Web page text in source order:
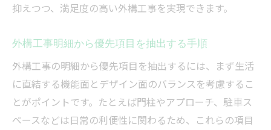
抑えつつ、満足度の高い外構工事を実現できます。
外構工事明細から優先項目を抽出する手順
外構工事の明細から優先項目を抽出するには、まず生活
に直結する機能面とデザイン面のバランスを考慮するこ
とがポイントです。たとえば門柱やアプローチ、駐車ス
ペースなどは日常の利便性に関わるため、これらの項目